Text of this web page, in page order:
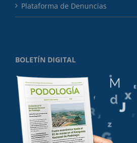
Plataforma de Denuncias
BOLETÍN DIGITAL